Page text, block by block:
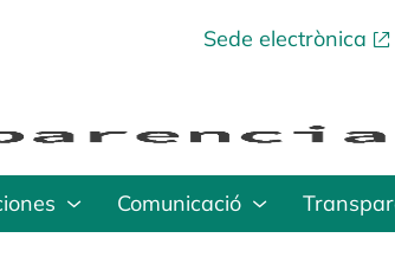
Sede electrònica
opens in
Comunicació